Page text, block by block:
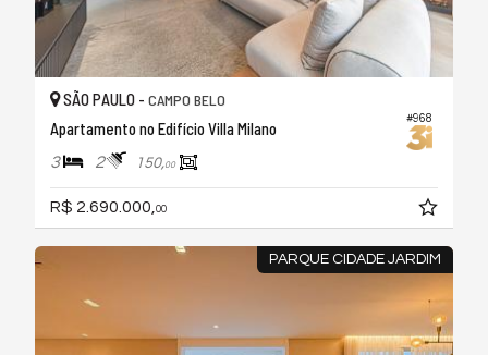
#968
SÃO PAULO - CAMPO BELO
Apartamento no Edifício Villa Milano
3 2 150,00
R$ 2.690.000, 00
PARQUE CIDADE JARDIM